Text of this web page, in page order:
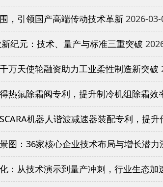
，引领国产高端传动技术革新 2026-03-
纪元：技术、量产与标准三重突破
万天使轮融资助力工业柔性制造新突破
热氟除霜阀专利，提升制冷机组除霜效
机器人谐波减速器装配专利，提
图：36家核心企业技术布局与增长潜力
：从技术演示到量产冲刺，行业生态加